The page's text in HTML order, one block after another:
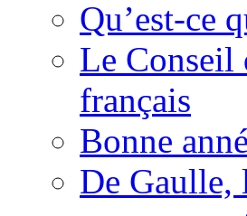
Qu’est-ce
Le Conseil
français
Bonne
De Gaulle,